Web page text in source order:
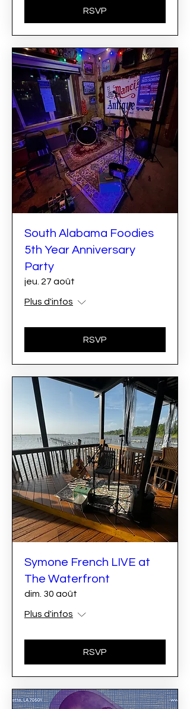
RSVP
South Alabama Foodies
5th Year Anniversary
Party
jeu. 27 août
Plus d'infos
RSVP
Symone French LIVE at
The Waterfront
dim. 30 août
Plus d'infos
RSVP